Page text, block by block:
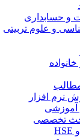
و علوم تربیتی
افزار